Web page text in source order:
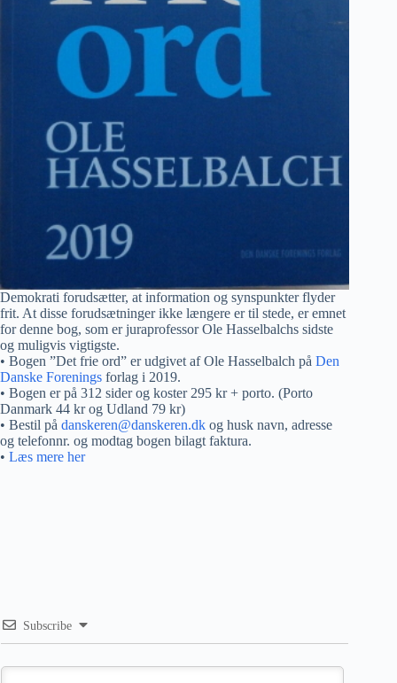
Demokrati forudsætter, at information og synspunkter flyder
frit. At disse forudsætninger ikke længere er til stede, er emnet
for denne bog, som er juraprofessor Ole Hasselbalchs sidste
og muligvis vigtigste.
• Bogen ”Det frie ord” er udgivet af Ole Hasselbalch på Den
Danske Forenings forlag i 2019.
• Bogen er på 312 sider og koster 295 kr + porto. (Porto
Danmark 44 kr og Udland 79 kr)
• Bestil på danskeren@danskeren.dk og husk navn, adresse
og telefonnr. og modtag bogen bilagt faktura.
• Læs mere her
Subscribe